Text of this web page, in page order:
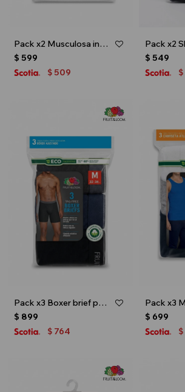
Pack x2 Musculosa interior para caballero - Blanco
$ 599
$ 509
$ 549
$
Pack x3 Boxer brief para caballero - Negro
$ 899
$ 764
$ 699
$